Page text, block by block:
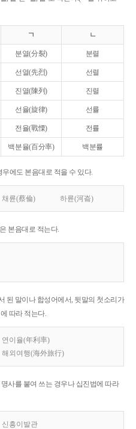
ㄱ ㄴ
분열(分裂) 분렬
선열(先烈) 선렬
진열(陳列) 진렬
선율(旋律) 선률
전율(戰慄) 전률
백분율(百分率) 백분률
에도 본음대로 적을 수 있다.
채륜(蔡倫) 하륜(河崙)
본음대로 적는다.
된 말이나 합성어에서, 뒷말의 첫소리가
따라 적는다.
연이율(年利率)
해외여행(海外旅行)
사를 붙여 쓰는 경우나 십진법에 따라
신흥이발관